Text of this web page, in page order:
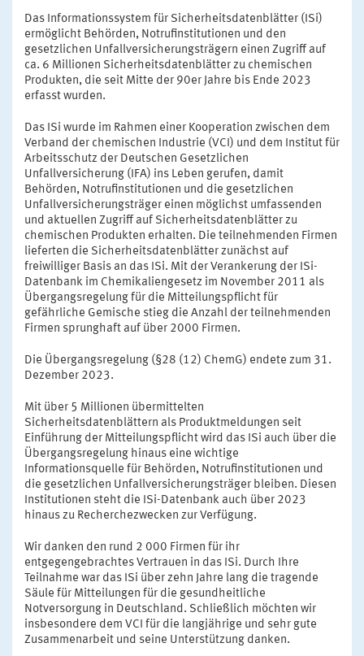
Das Informationssystem für Sicherheitsdatenblätter (ISi)
ermöglicht Behörden, Notrufinstitutionen und den
gesetzlichen Unfallversicherungsträgern einen Zugriff auf
ca. 6 Millionen Sicherheitsdatenblätter zu chemischen
Produkten, die seit Mitte der 90er Jahre bis Ende 2023
erfasst wurden.
Das ISi wurde im Rahmen einer Kooperation zwischen dem
Verband der chemischen Industrie (VCI) und dem Institut für
Arbeitsschutz der Deutschen Gesetzlichen
Unfallversicherung (IFA) ins Leben gerufen, damit
Behörden, Notrufinstitutionen und die gesetzlichen
Unfallversicherungsträger einen möglichst umfassenden
und aktuellen Zugriff auf Sicherheitsdatenblätter zu
chemischen Produkten erhalten. Die teilnehmenden Firmen
lieferten die Sicherheitsdatenblätter zunächst auf
freiwilliger Basis an das ISi. Mit der Verankerung der ISi-
Datenbank im Chemikaliengesetz im November 2011 als
Übergangsregelung für die Mitteilungspflicht für
gefährliche Gemische stieg die Anzahl der teilnehmenden
Firmen sprunghaft auf über 2000 Firmen.
Die Übergangsregelung (§28 (12) ChemG) endete zum 31.
Dezember 2023.
Mit über 5 Millionen übermittelten
Sicherheitsdatenblättern als Produktmeldungen seit
Einführung der Mitteilungspflicht wird das ISi auch über die
Übergangsregelung hinaus eine wichtige
Informationsquelle für Behörden, Notrufinstitutionen und
die gesetzlichen Unfallversicherungsträger bleiben. Diesen
Institutionen steht die ISi-Datenbank auch über 2023
hinaus zu Recherchezwecken zur Verfügung.
Wir danken den rund 2 000 Firmen für ihr
entgegengebrachtes Vertrauen in das ISi. Durch Ihre
Teilnahme war das ISi über zehn Jahre lang die tragende
Säule für Mitteilungen für die gesundheitliche
Notversorgung in Deutschland. Schließlich möchten wir
insbesondere dem VCI für die langjährige und sehr gute
Zusammenarbeit und seine Unterstützung danken.